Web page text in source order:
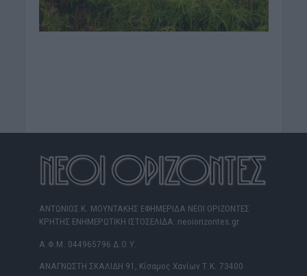
ΑΝΤΩΝΙΟΣ Κ. ΜΟΥΝΤΑΚΗΣ ΕΦΗΜΕΡΙΔΑ ΝΕΟΙ ΟΡΙΖΟΝΤΕΣ
ΚΡΗΤΗΣ ΕΝΗΜΕΡΩΤΙΚΗ ΙΣΤΟΣΕΛΙΔΑ: neoiorizontes.gr
Α.Φ.Μ. 044965796 Δ.Ο.Υ.
ΑΝΑΓΝΩΣΤΗ ΣΚΑΛΙΔΗ 91, Κίσαμος Χανίων Τ.Κ. 73400